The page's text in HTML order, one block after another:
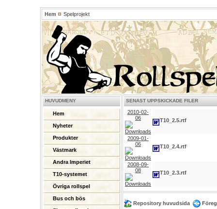
Hem Spelprojekt
HUVUDMENY
Hem
Nyheter
Produkter
Västmark
Andra Imperiet
T10-systemet
Övriga rollspel
Bus och bös
SENAST UPPSKICKADE FILER
2010-02-
06
T10_2.5.rtf
2009-01-
06
T10_2.4.rtf
2008-09-
08
T10_2.3.rtf
Repository huvudsida